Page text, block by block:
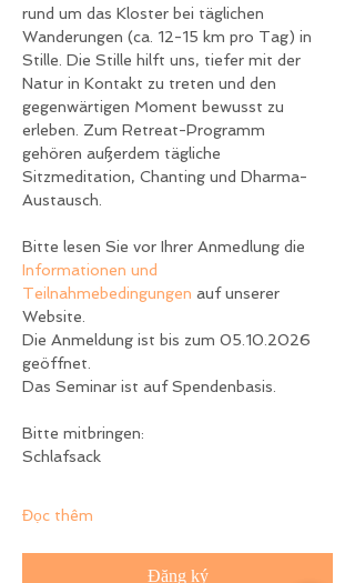
rund um das Kloster bei täglichen
Wanderungen (ca. 12-15 km pro Tag) in
Stille. Die Stille hilft uns, tiefer mit der
Natur in Kontakt zu treten und den
gegenwärtigen Moment bewusst zu
erleben. Zum Retreat-Programm
gehören außerdem tägliche
Sitzmeditation, Chanting und Dharma-
Austausch.
Bitte lesen Sie vor Ihrer Anmedlung die
Informationen und
Teilnahmebedingungen auf unserer
Website.
Die Anmeldung ist bis zum 05.10.2026
geöffnet.
Das Seminar ist auf Spendenbasis.
Bitte mitbringen:
Schlafsack
Đọc thêm
Đăng ký